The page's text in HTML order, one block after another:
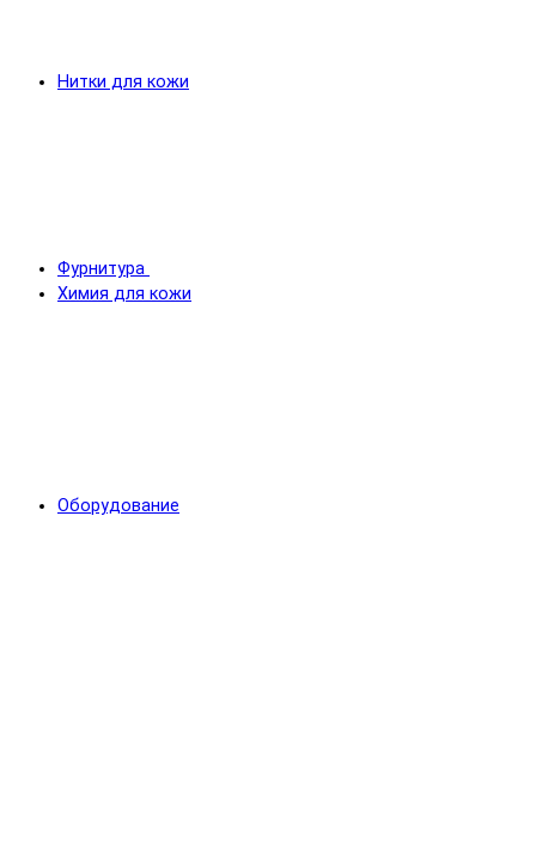
Нитки для кожи
Фурнитура
Химия для кожи
Оборудование